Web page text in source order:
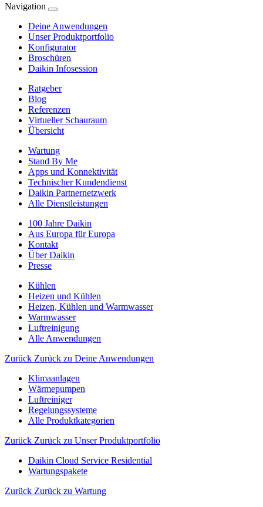
Navigation
Deine Anwendungen
Unser Produktportfolio
Konfigurator
Broschüren
Daikin Infosession
Ratgeber
Blog
Referenzen
Virtueller Schauraum
Übersicht
Wartung
Stand By Me
Apps und Konnektivität
Technischer Kundendienst
Daikin Partnernetzwerk
Alle Dienstleistungen
100 Jahre Daikin
Aus Europa für Europa
Kontakt
Über Daikin
Presse
Kühlen
Heizen und Kühlen
Heizen, Kühlen und Warmwasser
Warmwasser
Luftreinigung
Alle Anwendungen
Zurück Zurück zu Deine Anwendungen
Klimaanlagen
Wärmepumpen
Luftreiniger
Regelungssysteme
Alle Produktkategorien
Zurück Zurück zu Unser Produktportfolio
Daikin Cloud Service Residential
Wartungspakete
Zurück Zurück zu Wartung